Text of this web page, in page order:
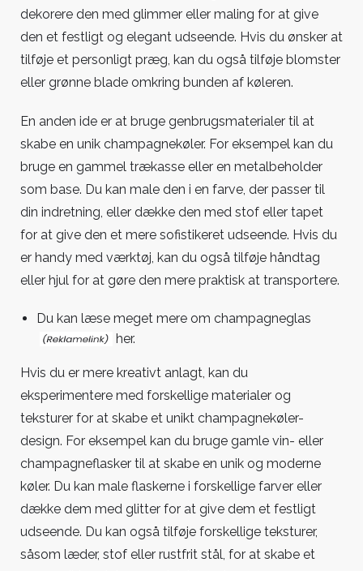
dekorere den med glimmer eller maling for at give
den et festligt og elegant udseende. Hvis du ønsker at
tilføje et personligt præg, kan du også tilføje blomster
eller grønne blade omkring bunden af ​​køleren.
En anden ide er at bruge genbrugsmaterialer til at
skabe en unik champagnekøler. For eksempel kan du
bruge en gammel trækasse eller en metalbeholder
som base. Du kan male den i en farve, der passer til
din indretning, eller dække den med stof eller tapet
for at give den et mere sofistikeret udseende. Hvis du
er handy med værktøj, kan du også tilføje håndtag
eller hjul for at gøre den mere praktisk at transportere.
Du kan læse meget mere om champagneglas
her.
Hvis du er mere kreativt anlagt, kan du
eksperimentere med forskellige materialer og
teksturer for at skabe et unikt champagnekøler-
design. For eksempel kan du bruge gamle vin- eller
champagneflasker til at skabe en unik og moderne
køler. Du kan male flaskerne i forskellige farver eller
dække dem med glitter for at give dem et festligt
udseende. Du kan også tilføje forskellige teksturer,
såsom læder, stof eller rustfrit stål, for at skabe et